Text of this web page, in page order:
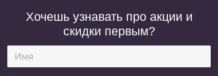
Хочешь узнавать про акции и
скидки первым?